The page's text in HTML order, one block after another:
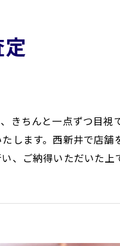
ちんと一点ずつ目視
します。西新井で店舗
ご納得いただいた上